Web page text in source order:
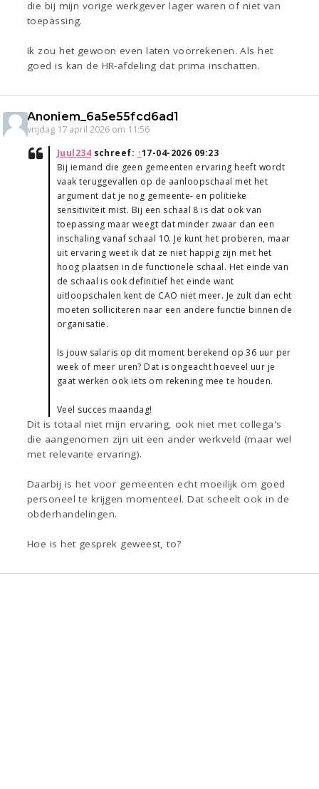
die bij mijn vorige werkgever lager waren of niet van
toepassing.
Ik zou het gewoon even laten voorrekenen. Als het
goed is kan de HR-afdeling dat prima inschatten.
Anoniem_6a5e55fcd6ad1
vrijdag 17 april 2026 om 11:56
Juul234 schreef: ↑17-04-2026 09:23
Bij iemand die geen gemeenten ervaring heeft wordt
vaak teruggevallen op de aanloopschaal met het
argument dat je nog gemeente- en politieke
sensitiviteit mist. Bij een schaal 8 is dat ook van
toepassing maar weegt dat minder zwaar dan een
inschaling vanaf schaal 10. Je kunt het proberen, maar
uit ervaring weet ik dat ze niet happig zijn met het
hoog plaatsen in de functionele schaal. Het einde van
de schaal is ook definitief het einde want
uitloopschalen kent de CAO niet meer. Je zult dan echt
moeten solliciteren naar een andere functie binnen de
organisatie.
Is jouw salaris op dit moment berekend op 36 uur per
week of meer uren? Dat is ongeacht hoeveel uur je
gaat werken ook iets om rekening mee te houden.
Veel succes maandag!
Dit is totaal niet mijn ervaring, ook niet met collega's
die aangenomen zijn uit een ander werkveld (maar wel
met relevante ervaring).
Daarbij is het voor gemeenten echt moeilijk om goed
personeel te krijgen momenteel. Dat scheelt ook in de
obderhandelingen.
Hoe is het gesprek geweest, to?